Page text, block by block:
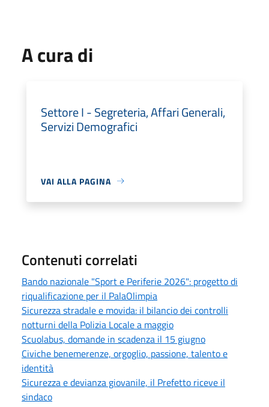
A cura di
Settore I - Segreteria, Affari Generali,
Servizi Demografici
VAI ALLA PAGINA
Contenuti correlati
Bando nazionale "Sport e Periferie 2026": progetto di
riqualificazione per il PalaOlimpia
​Sicurezza stradale e movida: il bilancio dei controlli
notturni della Polizia Locale a maggio
Scuolabus, domande in scadenza il 15 giugno
Civiche benemerenze, orgoglio, passione, talento e
identità
Sicurezza e devianza giovanile, il Prefetto riceve il
sindaco